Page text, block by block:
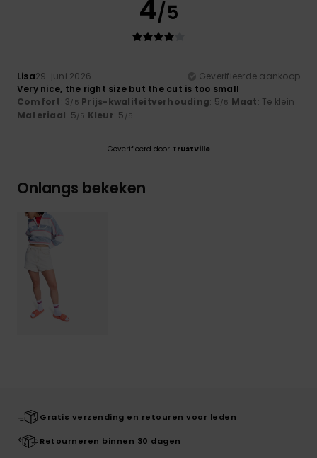
4/5
Lisa29. juni 2026
Geverifieerde aankoop
Very nice, the right size but the cut is too small
Comfort: 3/5 Prijs-kwaliteitverhouding: 5/5 Maat: Te klein
Materiaal: 5/5 Kleur: 5 /5
Geverifieerd door TrustVille
Onlangs bekeken
Gratis verzending en retouren voor leden
Retourneren binnen 30 dagen